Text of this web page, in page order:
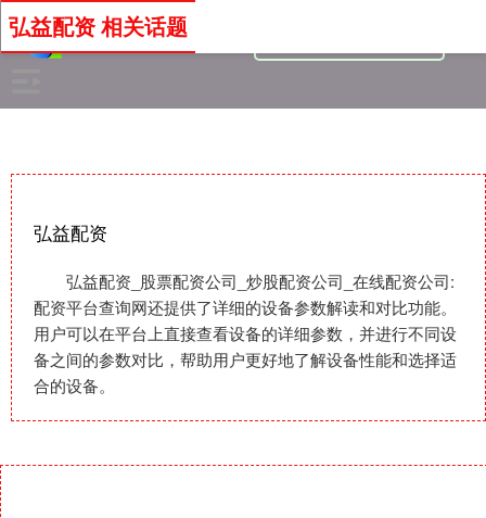
弘益配资
弘益配资_股票配资公司_炒股配资公司_在线配资公司:
配资平台查询网还提供了详细的设备参数解读和对比功能。
用户可以在平台上直接查看设备的详细参数，并进行不同设
备之间的参数对比，帮助用户更好地了解设备性能和选择适
合的设备。
弘益配资 相关话题